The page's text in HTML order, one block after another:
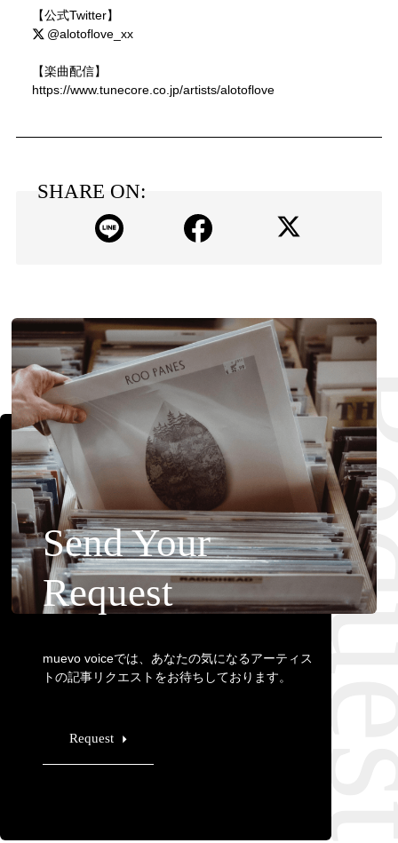
【公式Twitter】
@alotoflove_xx
【楽曲配信】
https://www.tunecore.co.jp/artists/alotoflove
SHARE ON:
Send Your
Request
muevo voiceでは、あなたの気になるアーティス
トの記事リクエストをお待ちしております。
Request